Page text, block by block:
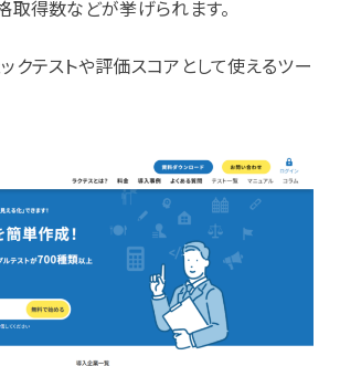
取得数などが挙げられます。
クテストや評価スコアとして使えるツー